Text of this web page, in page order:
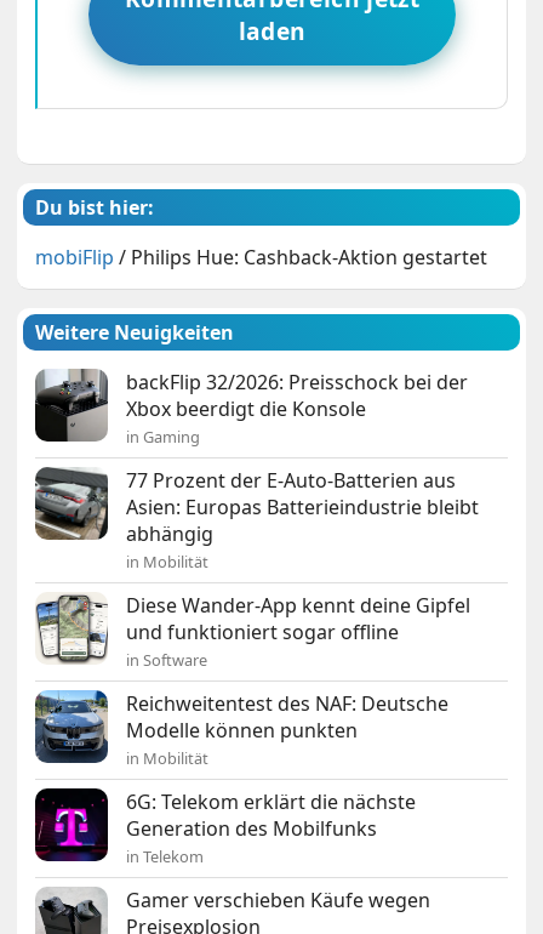
laden
Du bist hier:
mobiFlip / Philips Hue: Cashback-Aktion gestartet
Weitere Neuigkeiten
backFlip 32/2026: Preisschock bei der
Xbox beerdigt die Konsole
in Gaming
77 Prozent der E-Auto-Batterien aus
Asien: Europas Batterieindustrie bleibt
abhängig
in Mobilität
Diese Wander-App kennt deine Gipfel
und funktioniert sogar offline
in Software
Reichweitentest des NAF: Deutsche
Modelle können punkten
in Mobilität
6G: Telekom erklärt die nächste
Generation des Mobilfunks
in Telekom
Gamer verschieben Käufe wegen
Preisexplosion